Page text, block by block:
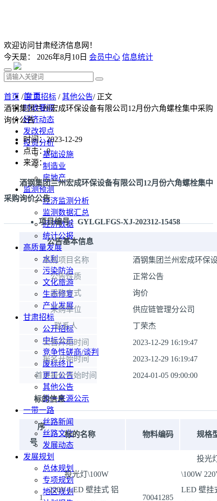
欢迎访问甘肃经济信息网！
今天是： 2026年8月10日 会员中心 信息统计
首 页
时政要闻
经济动态
发改视点
投资分析
基础设施
制造业
房地产
监测预测
经济监测分析
监测数据汇总
经济数据
统计公报
高质量发展
水利
污染防治
文化旅游
生态修复
产业发展
甘肃招标
公开招标
中标公示
竞争性磋商/谈判
废标终止
更正公告
其他公告
单一来源公示
一带一路
丝路新闻
丝路文化
发展动态
发展规划
总体规划
专项规划
地区规划
首页 /甘肃招标 /其他公告/ 正文
酒钢集团兰州宏成环保设备有限公司12月份六角螺栓集中采购
询价公告
时间：2023-12-29
点击：0
来源：
酒钢集团兰州宏成环保设备有限公司12月份六角螺栓集中
采购询价公告
项目编号：GYLGLFGS-XJ-202312-15458
公告基本信息
采购项目名称
酒钢集团兰州宏成环保
公告性质
正常公告
采购方式
询价
采购单位
供应链管理分公司
联系人
丁荣杰
公告开始时间
2023-12-29 16:19:47
报名开始时间
2023-12-29 16:19:47
首次报价开始时间
2024-01-05 09:00:00
标的信息
序
号
标的名称 物料编码 规格
1
投光灯\100W
220V LED 壁挂式 铝
70041285
投光
\100W
LED 壁挂